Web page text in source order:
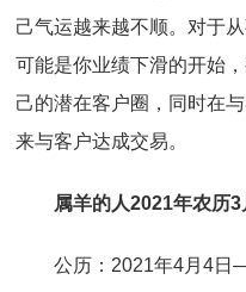
己气运越来越不顺。对于
可能是你业绩下滑的开始
己的潜在客户圈，同时在
来与客户达成交易。
属羊的人2021年农历3
公历：2021年4月4日